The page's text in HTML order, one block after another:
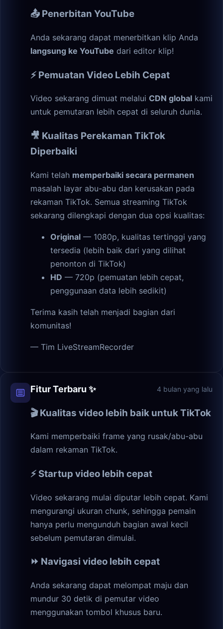
📤 Penerbitan YouTube
Anda sekarang dapat menerbitkan klip Anda
langsung ke YouTube dari editor klip!
⚡ Pemuatan Video Lebih Cepat
Video sekarang dimuat melalui CDN global kami
untuk pemutaran lebih cepat di seluruh dunia.
🎥 Kualitas Perekaman TikTok
Diperbaiki
Kami telah memperbaiki secara permanen
masalah layar abu-abu dan kerusakan pada
rekaman TikTok. Semua streaming TikTok
sekarang dilengkapi dengan dua opsi kualitas:
Original — 1080p, kualitas tertinggi yang
tersedia (lebih baik dari yang dilihat
penonton di TikTok)
HD — 720p (pemuatan lebih cepat,
penggunaan data lebih sedikit)
Terima kasih telah menjadi bagian dari
komunitas!
— Tim LiveStreamRecorder
Fitur Terbaru ✨ 4 bulan yang lalu
🎬 Kualitas video lebih baik untuk TikTok
Kami memperbaiki frame yang rusak/abu-abu
dalam rekaman TikTok.
⚡ Startup video lebih cepat
Video sekarang mulai diputar lebih cepat. Kami
mengurangi ukuran chunk, sehingga pemain
hanya perlu mengunduh bagian awal kecil
sebelum pemutaran dimulai.
⏩ Navigasi video lebih cepat
Anda sekarang dapat melompat maju dan
mundur 30 detik di pemutar video
menggunakan tombol khusus baru.